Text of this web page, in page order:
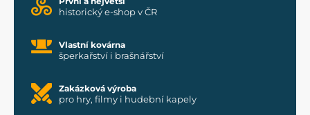
historický e-shop v ČR
Vlastní kovárna
šperkařství i brašnářství
Zakázková výroba
pro hry, filmy i hudební kapely